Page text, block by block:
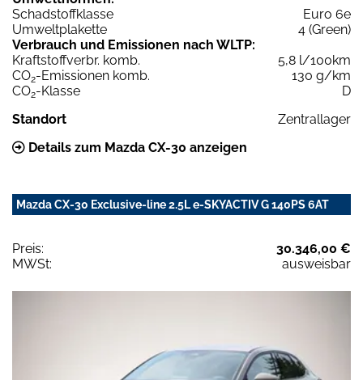
Schadstoffklasse
Euro 6e
Umweltplakette
4 (Green)
Verbrauch und Emissionen nach WLTP:
Kraftstoffverbr. komb.
5,8 l/100km
CO2-Emissionen komb.
130 g/km
CO2-Klasse
D
Standort
Zentrallager
Details zum Mazda CX-30 anzeigen
Mazda CX-30 Exclusive-line 2.5L e-SKYACTIV G 140PS 6AT
Preis:
30.346,00 €
MWSt:
ausweisbar